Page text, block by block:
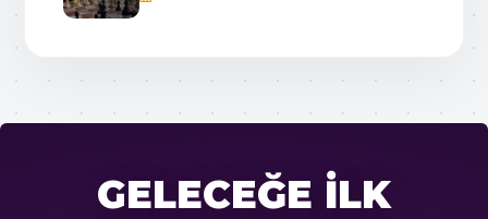
GELECEĞE İLK